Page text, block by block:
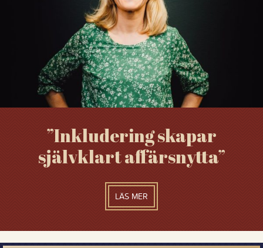
”Inkludering skapar
självklart affärsnytta”
LÄS MER